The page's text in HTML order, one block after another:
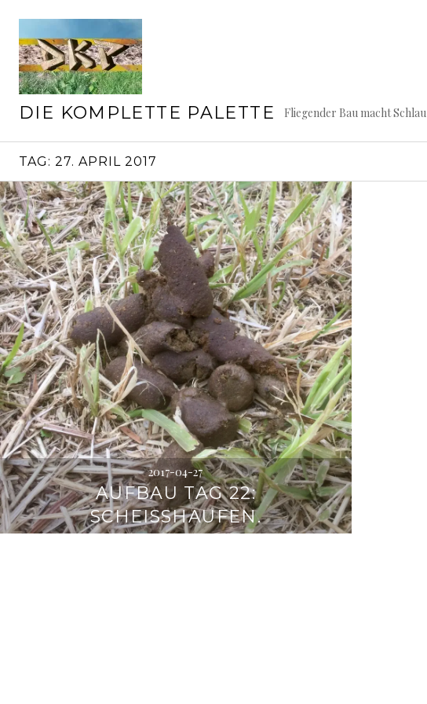
Inhalt
DIE KOMPLETTE PALETTE Fliegender Bau macht Schlau
TAG: 27. APRIL 2017
2017-04-27
AUFBAU TAG 22:
SCHEISSHAUFEN.